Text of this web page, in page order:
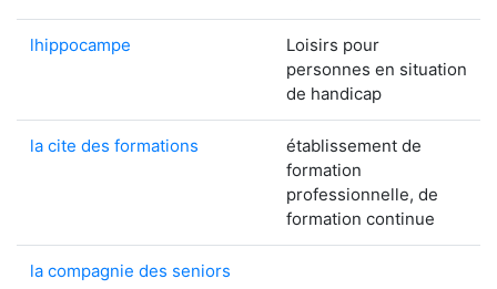
lhippocampe
Loisirs pour
personnes en situation
de handicap
la cite des formations
établissement de
formation
professionnelle, de
formation continue
la compagnie des seniors